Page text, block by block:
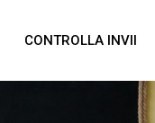
CONTROLLA INVII